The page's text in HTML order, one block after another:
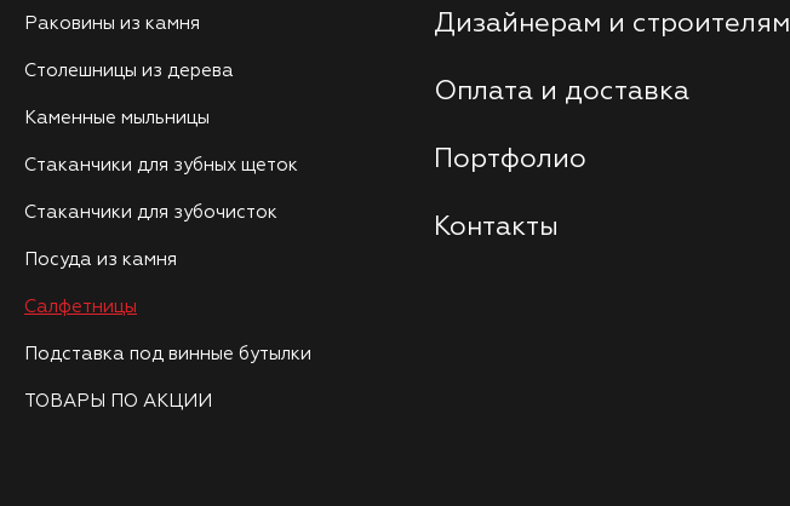
Раковины из камня
Столешницы из дерева
Каменные мыльницы
Стаканчики для зубных щеток
Стаканчики для зубочисток
Посуда из камня
Салфетницы
Подставка под винные бутылки
ТОВАРЫ ПО АКЦИИ
Дизайнерам и строителям
Оплата и доставка
Портфолио
Контакты